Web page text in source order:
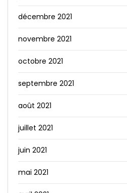
décembre 2021
novembre 2021
octobre 2021
septembre 2021
août 2021
juillet 2021
juin 2021
mai 2021